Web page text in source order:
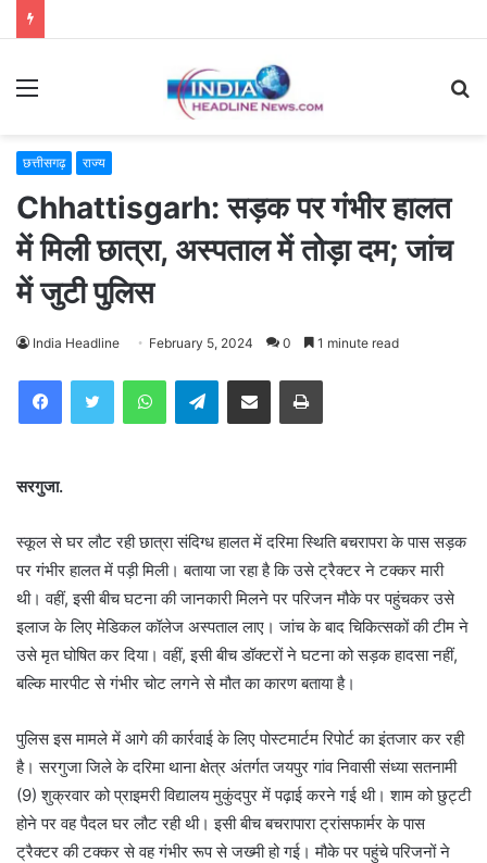
Menu
छत्तीसगढ़ राज्य
Chhattisgarh: सड़क पर गंभीर हालत
में मिली छात्रा, अस्पताल में तोड़ा दम; जांच
में जुटी पुलिस
India Headline February 5, 2024 0 1 minute read
WhatsAppTelegramShare via Email Print
सरगुजा.
स्कूल से घर लौट रही छात्रा संदिग्ध हालत में दरिमा स्थिति बचरापरा के पास सड़क
पर गंभीर हालत में पड़ी मिली। बताया जा रहा है कि उसे ट्रैक्टर ने टक्कर मारी
थी। वहीं, इसी बीच घटना की जानकारी मिलने पर परिजन मौके पर पहुंचकर उसे
इलाज के लिए मेडिकल कॉलेज अस्पताल लाए। जांच के बाद चिकित्सकों की टीम ने
उसे मृत घोषित कर दिया। वहीं, इसी बीच डॉक्टरों ने घटना को सड़क हादसा नहीं,
बल्कि मारपीट से गंभीर चोट लगने से मौत का कारण बताया है।
पुलिस इस मामले में आगे की कार्रवाई के लिए पोस्टमार्टम रिपोर्ट का इंतजार कर रही
है। सरगुजा जिले के दरिमा थाना क्षेत्र अंतर्गत जयपुर गांव निवासी संध्या सतनामी
(9) शुक्रवार को प्राइमरी विद्यालय मुकुंदपुर में पढ़ाई करने गई थी। शाम को छुट्टी
होने पर वह पैदल घर लौट रही थी। इसी बीच बचरापारा ट्रांसफार्मर के पास
ट्रैक्टर की टक्कर से वह गंभीर रूप से जख्मी हो गई। मौके पर पहुंचे परिजनों ने